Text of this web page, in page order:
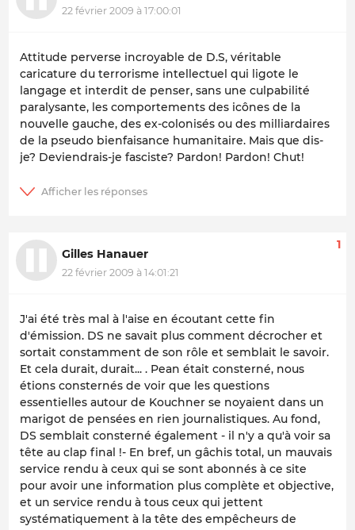
22 février 2009 à 17:00:01
Attitude perverse incroyable de D.S, véritable
caricature du terrorisme intellectuel qui ligote le
langage et interdit de penser, sans une culpabilité
paralysante, les comportements des icônes de la
nouvelle gauche, des ex-colonisés ou des milliardaires
de la pseudo bienfaisance humanitaire. Mais que dis-
je? Deviendrais-je fasciste? Pardon! Pardon! Chut!
Gilles Hanauer
22 février 2009 à 14:01:21
1
J'ai été très mal à l'aise en écoutant cette fin
d'émission. DS ne savait plus comment décrocher et
sortait constamment de son rôle et semblait le savoir.
Et cela durait, durait... . Pean était consterné, nous
étions consternés de voir que les questions
essentielles autour de Kouchner se noyaient dans un
marigot de pensées en rien journalistiques. Au fond,
DS semblait consterné également - il n'y a qu'à voir sa
tête au clap final !- En bref, un gâchis total, un mauvais
service rendu à ceux qui se sont abonnés à ce site
pour avoir une information plus complète et objective,
et un service rendu à tous ceux qui jettent
systématiquement à la tête des empêcheurs de